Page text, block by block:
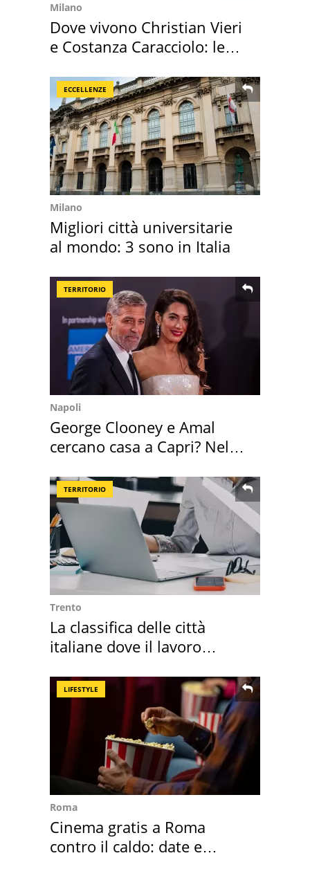
Milano
Dove vivono Christian Vieri
e Costanza Caracciolo: le
ECCELLENZE
Milano
Migliori città universitarie
al mondo: 3 sono in Italia
TERRITORIO
Napoli
George Clooney e Amal
cercano casa a Capri? Nel
TERRITORIO
Trento
La classifica delle città
italiane dove il lavoro
LIFESTYLE
Roma
Cinema gratis a Roma
contro il caldo: date e